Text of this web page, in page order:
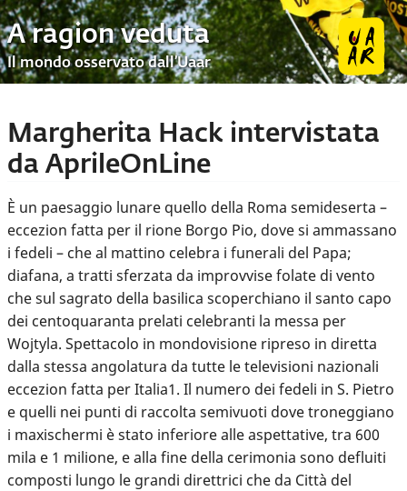
A ragion veduta
Il mondo osservato dall’Uaar
Margherita Hack intervistata
da AprileOnLine
È un paesaggio lunare quello della Roma semideserta –
eccezion fatta per il rione Borgo Pio, dove si ammassano
i fedeli – che al mattino celebra i funerali del Papa;
diafana, a tratti sferzata da improvvise folate di vento
che sul sagrato della basilica scoperchiano il santo capo
dei centoquaranta prelati celebranti la messa per
Wojtyla. Spettacolo in mondovisione ripreso in diretta
dalla stessa angolatura da tutte le televisioni nazionali
eccezion fatta per Italia1. Il numero dei fedeli in S. Pietro
e quelli nei punti di raccolta semivuoti dove troneggiano
i maxischermi è stato inferiore alle aspettative, tra 600
mila e 1 milione, e alla fine della cerimonia sono defluiti
composti lungo le grandi direttrici che da Città del